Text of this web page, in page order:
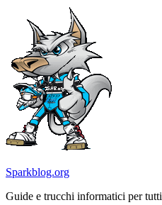
contenuto
Sparkblog.org
Guide e trucchi informatici per tutti